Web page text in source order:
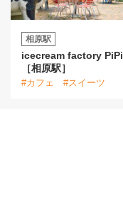
相原駅
icecream factory PiPi
［相原駅］
#カフェ #スイーツ